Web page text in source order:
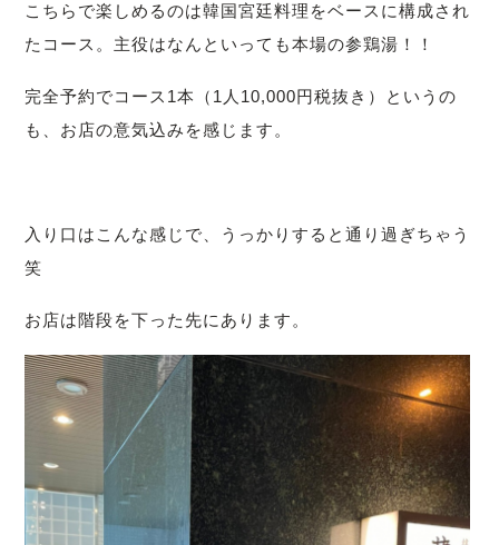
こちらで楽しめるのは韓国宮廷料理をベースに構成され
たコース。 主役はなんといっても本場の参鶏湯！！
完全予約でコース1本（1人10,000円税抜き） というの
も、お店の意気込みを感じます。
入り口はこんな感じで、うっかりすると通り過ぎちゃう
笑
お店は階段を下った先にあります。